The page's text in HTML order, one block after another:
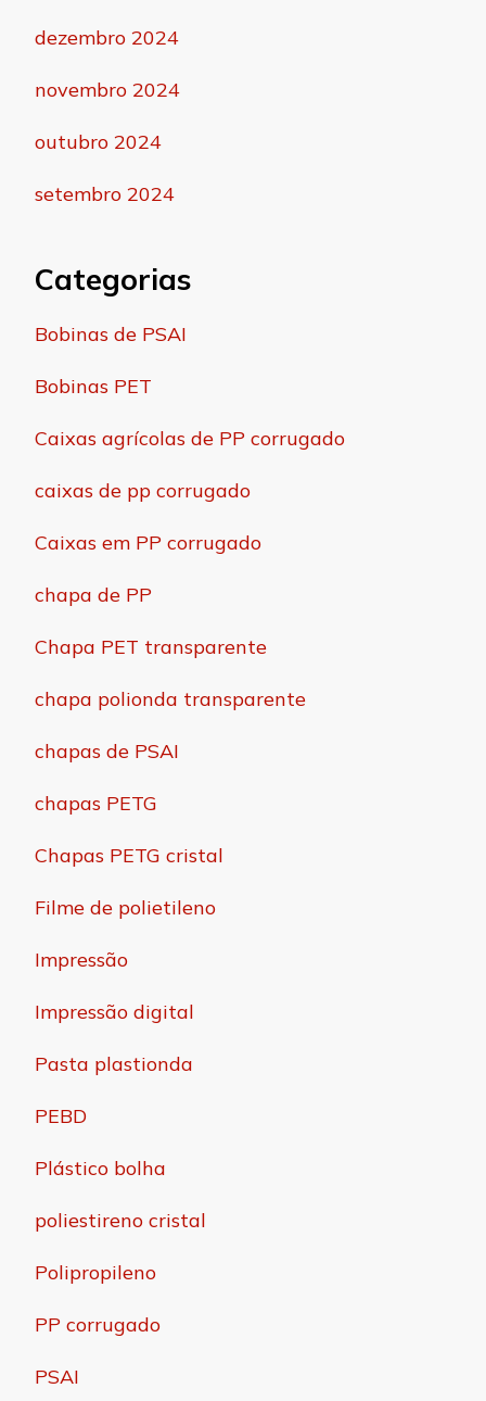
dezembro 2024
novembro 2024
outubro 2024
setembro 2024
Categorias
Bobinas de PSAI
Bobinas PET
Caixas agrícolas de PP corrugado
caixas de pp corrugado
Caixas em PP corrugado
chapa de PP
Chapa PET transparente
chapa polionda transparente
chapas de PSAI
chapas PETG
Chapas PETG cristal
Filme de polietileno
Impressão
Impressão digital
Pasta plastionda
PEBD
Plástico bolha
poliestireno cristal
Polipropileno
PP corrugado
PSAI